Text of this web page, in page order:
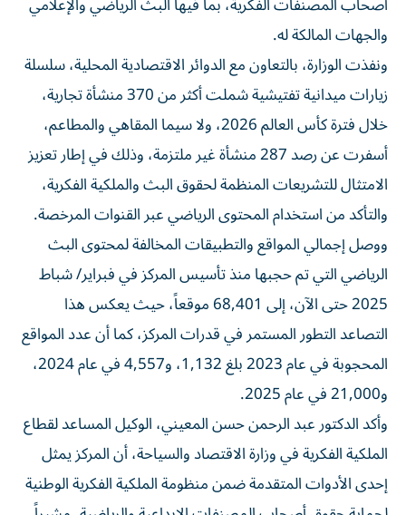
والجهات المالكة له.
ونفذت الوزارة، بالتعاون مع الدوائر الاقتصادية المحلية، سلسلة
زيارات ميدانية تفتيشية شملت أكثر من 370 منشأة تجارية،
خلال فترة كأس العالم 2026، ولا سيما المقاهي والمطاعم،
أسفرت عن رصد 287 منشأة غير ملتزمة، وذلك في إطار تعزيز
الامتثال للتشريعات المنظمة لحقوق البث والملكية الفكرية،
والتأكد من استخدام المحتوى الرياضي عبر القنوات المرخصة.
ووصل إجمالي المواقع والتطبيقات المخالفة لمحتوى البث
الرياضي التي تم حجبها منذ تأسيس المركز في فبراير/ شباط
2025 حتى الآن، إلى 68,401 موقعاً، حيث يعكس هذا
التصاعد التطور المستمر في قدرات المركز، كما أن عدد المواقع
المحجوبة في عام 2023 بلغ 1,132، و4,557 في عام 2024،
و21,000 في عام 2025.
وأكد الدكتور عبد الرحمن حسن المعيني، الوكيل المساعد لقطاع
الملكية الفكرية في وزارة الاقتصاد والسياحة، أن المركز يمثل
إحدى الأدوات المتقدمة ضمن منظومة الملكية الفكرية الوطنية